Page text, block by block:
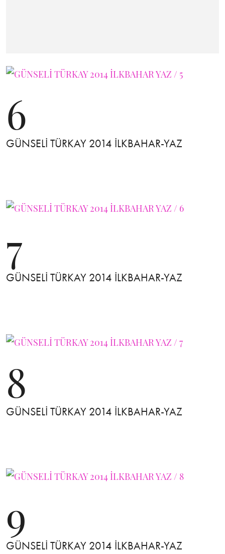
6
GÜNSELİ TÜRKAY 2014 İLKBAHAR-YAZ
7
GÜNSELİ TÜRKAY 2014 İLKBAHAR-YAZ
8
GÜNSELİ TÜRKAY 2014 İLKBAHAR-YAZ
9
GÜNSELİ TÜRKAY 2014 İLKBAHAR-YAZ